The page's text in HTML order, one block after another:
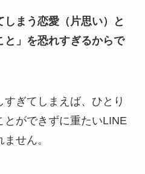
まう恋愛（片思い）と
と」を恐れすぎるからで
ぎてしまえば、ひとり
ができずに重たいLINE
せん。